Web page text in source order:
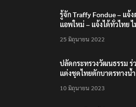
รู้จัก Traffy Fondue – แจ้
แอพใหม่ – แจ้งได้ทั่วไทย
25 มิถุนายน 2022
ปลัดกระทรวงวัฒนธรรม ร่
แต่งชุดไทยตักบาตรทางน้ำ
10 มิถุนายน 2023